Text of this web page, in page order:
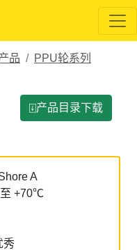
品
PPU轮系列
⍗产品目录下载
A
+70℃